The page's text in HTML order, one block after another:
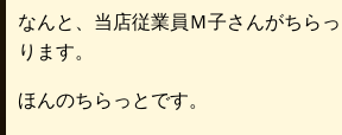
なんと、当店従業員Ｍ子さんがちら
ります。
ほんのちらっとです。